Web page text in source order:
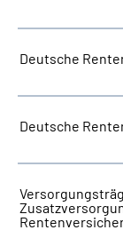
Deutsche
Deutsche